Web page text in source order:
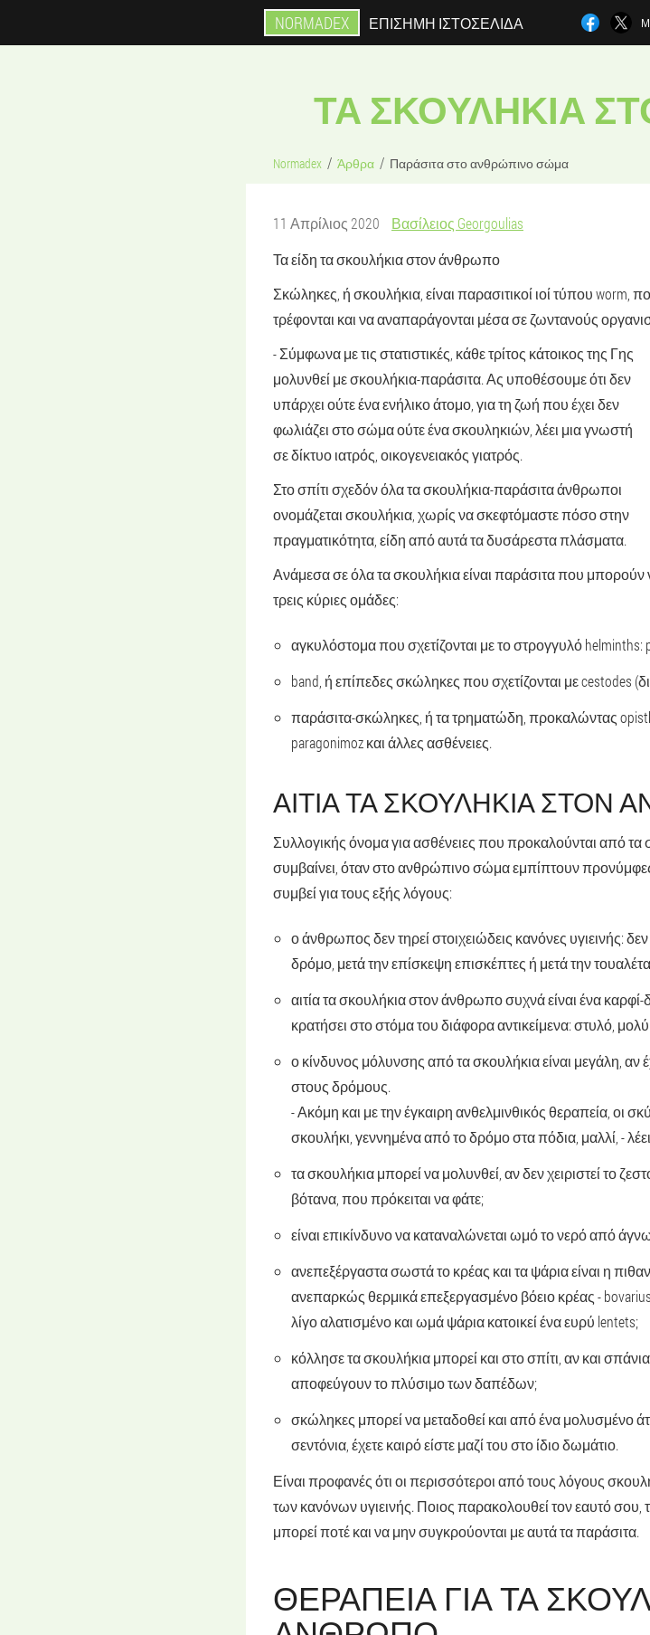
NORMADEX ΕΠΊΣΗΜΗ ΙΣΤΟΣΕΛΊΔΑ
ΤΑ ΣΚΟΥΛΉΚΙΑ
Normadex Άρθρα Παράσιτα στο ανθρώπινο σώμα
11 Απρίλιος 2020
Βασίλειος Georgoulias
Τα είδη τα σκουλήκια στον άνθρωπο
Σκώληκες, ή σκουλήκια, είναι παρασιτικοί ιοί τύπου
τρέφονται και να αναπαράγονται μέσα σε ζωντανούς
- Σύμφωνα με τις στατιστικές, κάθε τρίτος κάτοικος της Γης
μολυνθεί με σκουλήκια-παράσιτα. Ας υποθέσουμε ότι δεν
υπάρχει ούτε ένα ενήλικο άτομο, για τη ζωή που έχει δεν
φωλιάζει στο σώμα ούτε ένα σκουληκιών, λέει μια γνωστή
σε δίκτυο ιατρός, οικογενειακός γιατρός.
Στο σπίτι σχεδόν όλα τα σκουλήκια-παράσιτα άνθρωποι
ονομάζεται σκουλήκια, χωρίς να σκεφτόμαστε πόσο στην
πραγματικότητα, είδη από αυτά τα δυσάρεστα πλάσματα.
Ανάμεσα σε όλα τα σκουλήκια είναι παράσιτα που
τρεις κύριες ομάδες:
αγκυλόστομα που σχετίζονται με το στρογγυλό helminths:
band, ή επίπεδες σκώληκες που σχετίζονται με cestodes
παράσιτα-σκώληκες, ή τα τρηματώδη, προκαλώντας
paragonimoz και άλλες ασθένειες.
ΑΙΤΊΑ ΤΑ ΣΚΟΥΛΉΚΙΑ ΣΤΟΝ
Συλλογικής όνομα για ασθένειες που προκαλούνται από
συμβαίνει, όταν στο ανθρώπινο σώμα εμπίπτουν
συμβεί για τους εξής λόγους:
ο άνθρωπος δεν τηρεί στοιχειώδεις κανόνες υγιεινής:
δρόμο, μετά την επίσκεψη επισκέπτες ή μετά την
αιτία τα σκουλήκια στον άνθρωπο συχνά είναι ένα
κρατήσει στο στόμα του διάφορα αντικείμενα: στυλό,
ο κίνδυνος μόλυνσης από τα σκουλήκια είναι μεγάλη, αν
στους δρόμους.
- Ακόμη και με την έγκαιρη ανθελμινθικός θεραπεία, οι
σκουλήκι, γεννημένα από το δρόμο στα πόδια, μαλλί, -
τα σκουλήκια μπορεί να μολυνθεί, αν δεν χειριστεί το
βότανα, που πρόκειται να φάτε;
είναι επικίνδυνο να καταναλώνεται ωμό το νερό από
ανεπεξέργαστα σωστά το κρέας και τα ψάρια είναι η
ανεπαρκώς θερμικά επεξεργασμένο βόειο κρέας - bovarius
λίγο αλατισμένο και ωμά ψάρια κατοικεί ένα ευρύ lentets;
κόλλησε τα σκουλήκια μπορεί και στο σπίτι, αν και
αποφεύγουν το πλύσιμο των δαπέδων;
σκώληκες μπορεί να μεταδοθεί και από ένα μολυσμένο
σεντόνια, έχετε καιρό είστε μαζί του στο ίδιο δωμάτιο.
Είναι προφανές ότι οι περισσότεροι από τους λόγους
των κανόνων υγιεινής. Ποιος παρακολουθεί τον εαυτό σου,
μπορεί ποτέ και να μην συγκρούονται με αυτά τα παράσιτα.
ΘΕΡΑΠΕΊΑ ΓΙΑ ΤΑ